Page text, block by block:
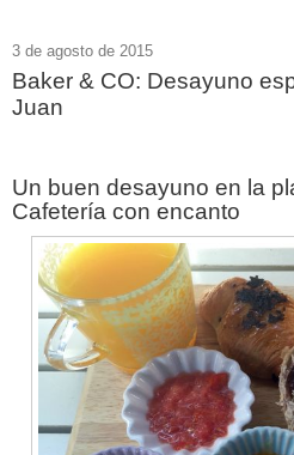
3 de agosto de 2015
Baker & CO: Desayuno
Juan
Un buen desayuno en la
Cafetería con encanto